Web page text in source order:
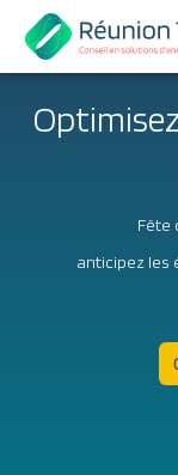
contenu
Fête
anticipez les